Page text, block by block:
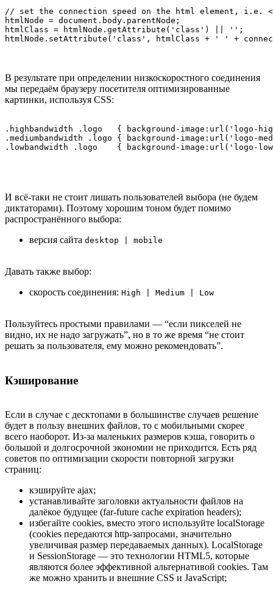
// set the connection speed on the html element, i.e.
htmlNode = document.body.parentNode;
htmlClass = htmlNode.getAttribute('class') || '';
htmlNode.setAttribute('class', htmlClass + ' ' +
В результате при определении низкоскоростного соединения
мы передаём браузеру посетителя оптимизированные
картинки, используя CSS:
.highbandwidth .logo   { background-image:url('logo-
.mediumbandwidth .logo { background-image:url('logo-
.lowbandwidth .logo    { background-image:url('logo-
И всё-таки не стоит лишать пользователей выбора (не будем
диктаторами). Поэтому хорошим тоном будет помимо
распространённого выбора:
версия сайта desktop | mobile
Давать также выбор:
скорость соединения: High | Medium | Low
Пользуйтесь простыми правилами — “если пикселей не
видно, их не надо загружать”, но в то же время “не стоит
решать за пользователя, ему можно рекомендовать”.
Кэширование
Если в случае с десктопами в большинстве случаев решение
будет в пользу внешних файлов, то с мобильными скорее
всего наоборот. Из-за маленьких размеров кэша, говорить о
большой и долгосрочной экономии не приходится. Есть ряд
советов по оптимизации скорости повторной загрузки
страниц:
кэшируйте ajax;
устанавливайте заголовки актуальности файлов на
далёкое будущее (far-future cache expiration headers);
избегайте cookies, вместо этого используйте localStorage
(cookies передаются http-запросами, значительно
увеличивая размер передаваемых данных). LocalStorage
и SessionStorage — это технологии HTML5, которые
являются более эффективной альтернативой cookies. Там
же можно хранить и внешние CSS и JavaScript;